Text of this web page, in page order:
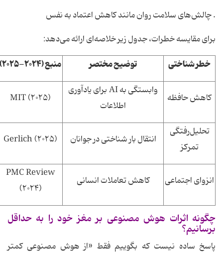
. چالش‌های سلامت روان مانند کاهش اعتماد به نفس
برای مقایسه خطرات، جدول زیر خلاصه‌ای ارائه می‌دهد:
خطر شناختی توضیح مختصر منبع(۲۰۲۴-۲۰۲۵ )
کاهش حافظه
وابستگی به AI برای یادآوری
اطلاعات
MIT (۲۰۲۵)
تحلیل‌رفتگی
تمرکز
انتقال بار شناختی در جوانان Gerlich (۲۰۲۵)
انزوای اجتماعی کاهش تعاملات انسانی
PMC Review
(۲۰۲۴)
چگونه اثرات هوش مصنوعی بر مغز خود را به حداقل
برسانیم؟
پاسخ ساده نیست که بگوییم فقط «از هوش مصنوعی کمتر